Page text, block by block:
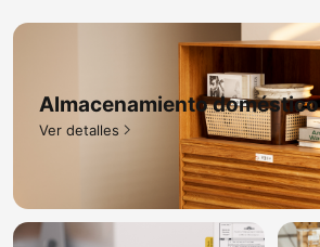
Almacenamiento doméstico​
Ver detalles​